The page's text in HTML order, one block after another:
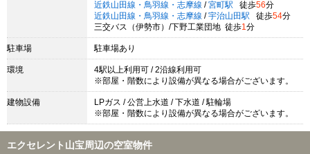
近鉄山田線・鳥羽線・志摩線 / 宮町駅 徒歩56分
近鉄山田線・鳥羽線・志摩線 / 宇治山田駅 徒歩54分
三交バス（伊勢市）/下野工業団地 徒歩1 分
駐車場 駐車場あり
環境
4駅以上利用可 / 2沿線利用可
※部屋・階数により設備が異なる場合がございます。
建物設備
LPガス / 公営上水道 / 下水道 / 駐輪場
※部屋・階数により設備が異なる場合がございます。
エクセレント山宝周辺の空室物件